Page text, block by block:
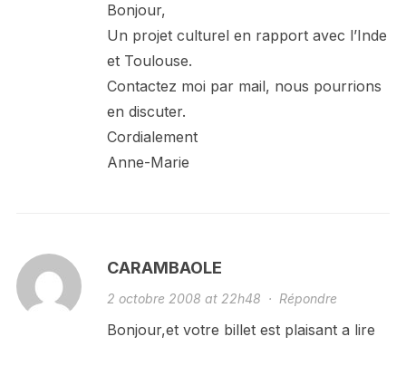
Bonjour,
Un projet culturel en rapport avec l’Inde
et Toulouse.
Contactez moi par mail, nous pourrions
en discuter.
Cordialement
Anne-Marie
CARAMBAOLE
2 octobre 2008 at 22h48 · Répondre
Bonjour,et votre billet est plaisant a lire